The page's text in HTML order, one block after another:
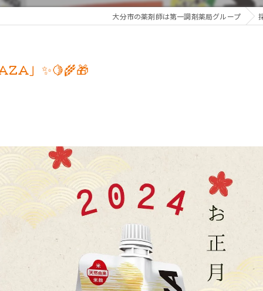
大分市の薬剤師は第一調剤薬局グループ
」✨🍋🌾🎁